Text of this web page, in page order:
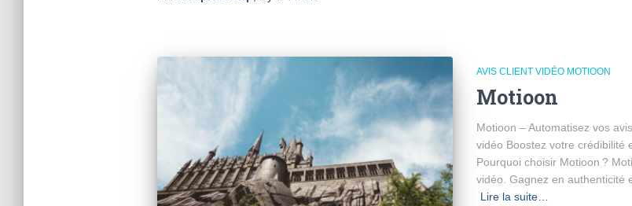
AVIS CLIENT VIDÉO MOTIOON
Motioon
Motioon – Automatisez vos
vidéo Boostez votre crédibilité
Pourquoi choisir Motioon ?
vidéo. Gagnez en authenticité
Lire la suite…